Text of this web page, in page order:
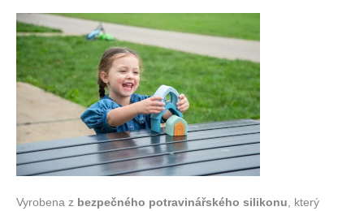
Vyrobena z bezpečného potravinářského silikonu , který